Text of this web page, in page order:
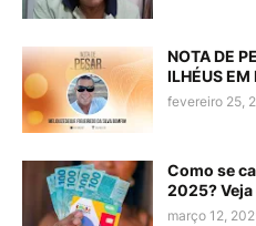
NOTA DE
ILHÉUS EM
fevereiro 25,
Como se
2025?
março 12,